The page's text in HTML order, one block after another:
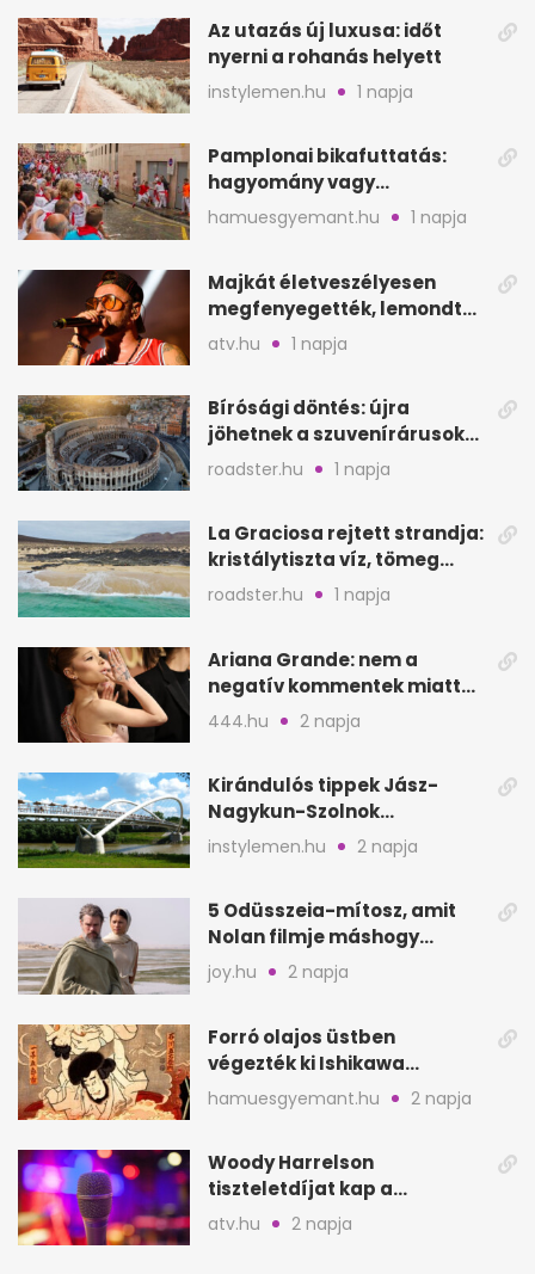
Az utazás új luxusa: időt
nyerni a rohanás helyett
instylemen.hu 1 napja
Pamplonai bikafuttatás:
hagyomány vagy
értelmetlen vérontás?
hamuesgyemant.hu 1 napja
Majkát életveszélyesen
megfenyegették, lemondta
a sepsiszentgyörgyi
atv.hu 1 napja
Bírósági döntés: újra
jöhetnek a szuvenírárusok
Európa ikonikus helyére
roadster.hu 1 napja
La Graciosa rejtett strandja:
kristálytiszta víz, tömeg
nélkül
roadster.hu 1 napja
Ariana Grande: nem a
negatív kommentek miatt
vonul vissza
444.hu 2 napja
Kirándulós tippek Jász-
Nagykun-Szolnok
megyében: 6 kihagyhatatlan
hely
instylemen.hu 2 napja
5 Odüsszeia-mítosz, amit
Nolan filmje máshogy
mutat, mint Homérosz
joy.hu 2 napja
Forró olajos üstben
végezték ki Ishikawa
Goemont, Japán Robin
Hoodját
hamuesgyemant.hu 2 napja
Woody Harrelson
tiszteletdíjat kap a
Szarajevói Filmfesztiválon
atv.hu 2 napja